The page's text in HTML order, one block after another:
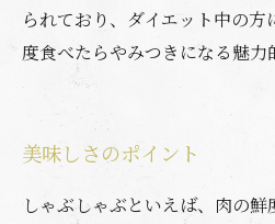
られており、ダイエット中の
度食べたらやみつきになる魅力
美味しさのポイント
しゃぶしゃぶといえば、肉の